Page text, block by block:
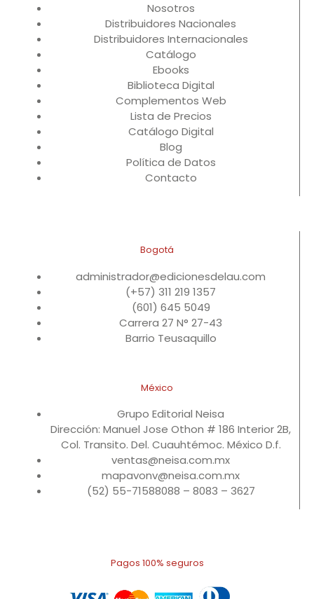
Nosotros
Distribuidores Nacionales
Distribuidores Internacionales
Catálogo
Ebooks
Biblioteca Digital
Complementos Web
Lista de Precios
Catálogo Digital
Blog
Política de Datos
Contacto
Bogotá
administrador@edicionesdelau.com
(+57) 311 219 1357
(601) 645 5049
Carrera 27 N° 27-43
Barrio Teusaquillo
México
Grupo Editorial Neisa
Dirección: Manuel Jose Othon # 186 Interior 2B,
Col. Transito. Del. Cuauhtémoc. México D.f.
ventas@neisa.com.mx
mapavonv@neisa.com.mx
(52) 55-71588088 – 8083 – 3627
Pagos 100% seguros